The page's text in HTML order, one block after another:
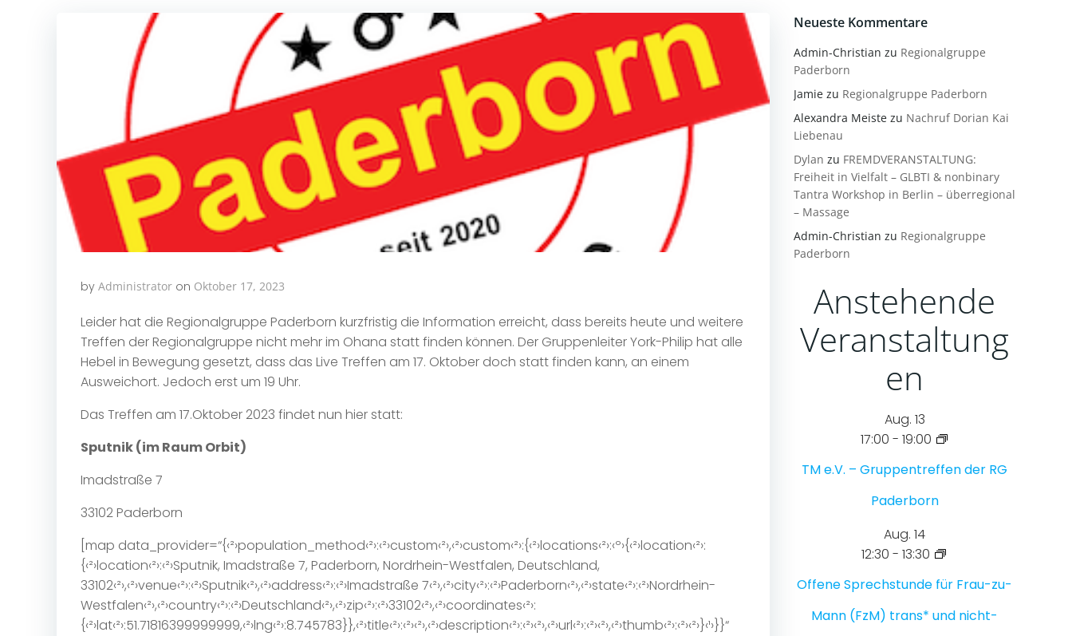
by Administrator on Oktober 17, 2023
Leider hat die Regionalgruppe Paderborn kurzfristig die Information erreicht, dass bereits heute und weitere
Treffen der Regionalgruppe nicht mehr im Ohana statt finden können. Der Gruppenleiter York-Philip hat alle
Hebel in Bewegung gesetzt, dass das Live Treffen am 17. Oktober doch statt finden kann, an einem
Ausweichort. Jedoch erst um 19 Uhr.
Das Treffen am 17.Oktober 2023 findet nun hier statt:
Sputnik (im Raum Orbit)
Imadstraße 7
33102 Paderborn
[map data_provider=“{‹²›population_method‹²›:‹²›custom‹²›,‹²›custom‹²›:{‹²›locations‹²›:‹º›{‹²›location‹²›:
{‹²›location‹²›:‹²›Sputnik, Imadstraße 7, Paderborn, Nordrhein-Westfalen, Deutschland,
33102‹²›,‹²›venue‹²›:‹²›Sputnik‹²›,‹²›address‹²›:‹²›Imadstraße 7‹²›,‹²›city‹²›:‹²›Paderborn‹²›,‹²›state‹²›:‹²›Nordrhein-
Westfalen‹²›,‹²›country‹²›:‹²›Deutschland‹²›,‹²›zip‹²›:‹²›33102‹²›,‹²›coordinates‹²›:
{‹²›lat‹²›:51.71816399999999,‹²›lng‹²›:8.745783}},‹²›title‹²›:‹²›‹²›,‹²›description‹²›:‹²›‹²›,‹²›url‹²›:‹²›‹²›,‹²›thumb‹²›:‹²›‹²›}‹¹›}}“
Neueste Kommentare
Admin-Christian zu Regionalgruppe
Paderborn
Jamie zu Regionalgruppe Paderborn
Alexandra Meiste zu Nachruf Dorian Kai
Liebenau
Dylan zu FREMDVERANSTALTUNG:
Freiheit in Vielfalt – GLBTI & nonbinary
Tantra Workshop in Berlin – überregional
– Massage
Admin-Christian zu Regionalgruppe
Paderborn
Anstehende
Veranstaltung
en
Aug. 13
17:00 - 19:00
TM e.V. – Gruppentreffen der RG
Paderborn
Aug. 14
12:30 - 13:30
Offene Sprechstunde für Frau-zu-
Mann (FzM) trans* und nicht-